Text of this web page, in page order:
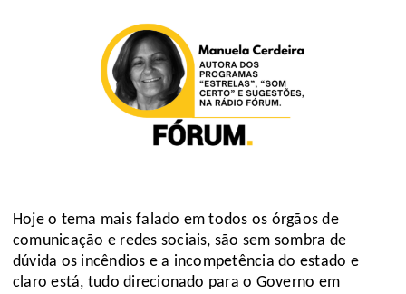
Hoje o tema mais falado em todos os órgãos de
comunicação e redes sociais, são sem sombra de
dúvida os incêndios e a incompetência do estado e
claro está, tudo direcionado para o Governo em